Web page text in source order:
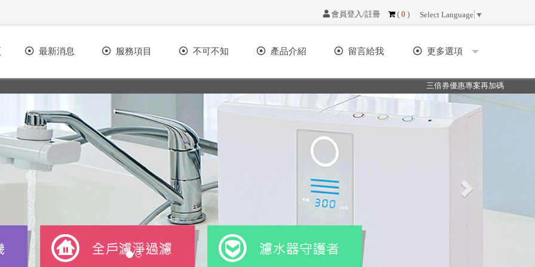
會員登入/註冊 ( 0 ) Select Language ▼
最新消息 服務項目 不可不知 產品介紹 留言給我 更多選項
三倍券優惠專案再加碼